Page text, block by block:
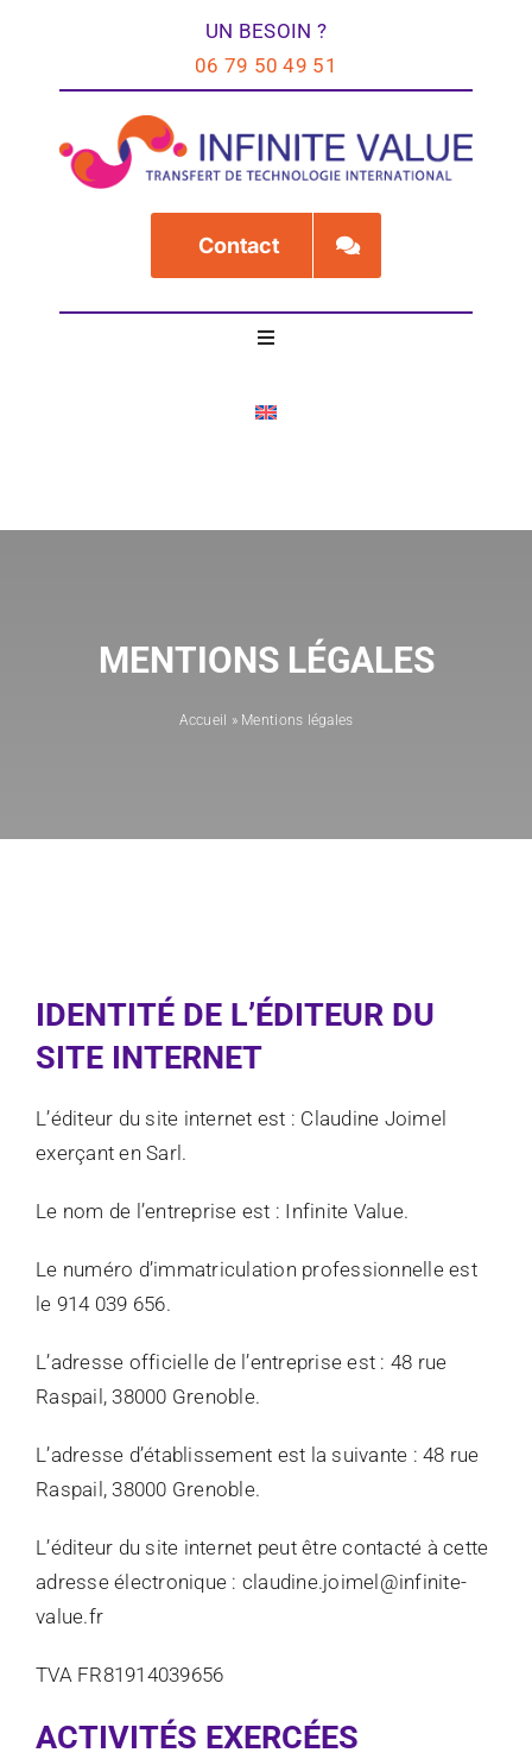
contenu
UN BESOIN ?
06 79 50 49 51
Contact
Toggle
MENTIONS LÉGALES
Accueil » Mentions légales
IDENTITÉ DE L’ÉDITEUR DU
SITE INTERNET
L’éditeur du site internet est : Claudine Joimel
exerçant en Sarl.
Le nom de l’entreprise est : Infinite Value.
Le numéro d’immatriculation professionnelle est
le 914 039 656.
L’adresse officielle de l’entreprise est : 48 rue
Raspail, 38000 Grenoble.
L’adresse d’établissement est la suivante : 48 rue
Raspail, 38000 Grenoble.
L’éditeur du site internet peut être contacté à cette
adresse électronique : claudine.joimel@infinite-
value.fr
TVA FR81914039656
ACTIVITÉS EXERCÉES